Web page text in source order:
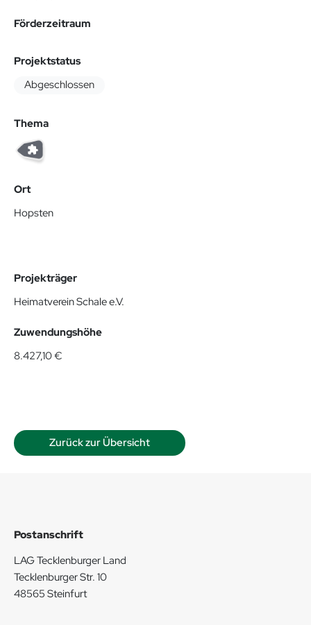
Förderzeitraum
Projektstatus
Abgeschlossen
Thema
Ort
Hopsten
Projekträger
Heimatverein Schale e.V.
Zuwendungshöhe
8.427,10 €
Zurück zur Übersicht
Postanschrift
LAG Tecklenburger Land
Tecklenburger Str. 10
48565 Steinfurt